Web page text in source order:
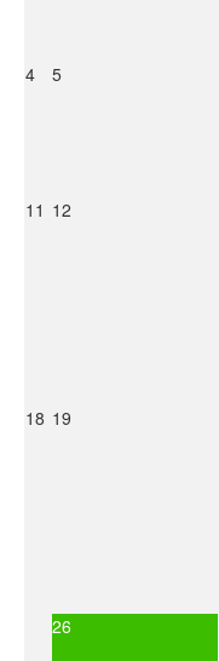
4 5
11 12
18 19
26